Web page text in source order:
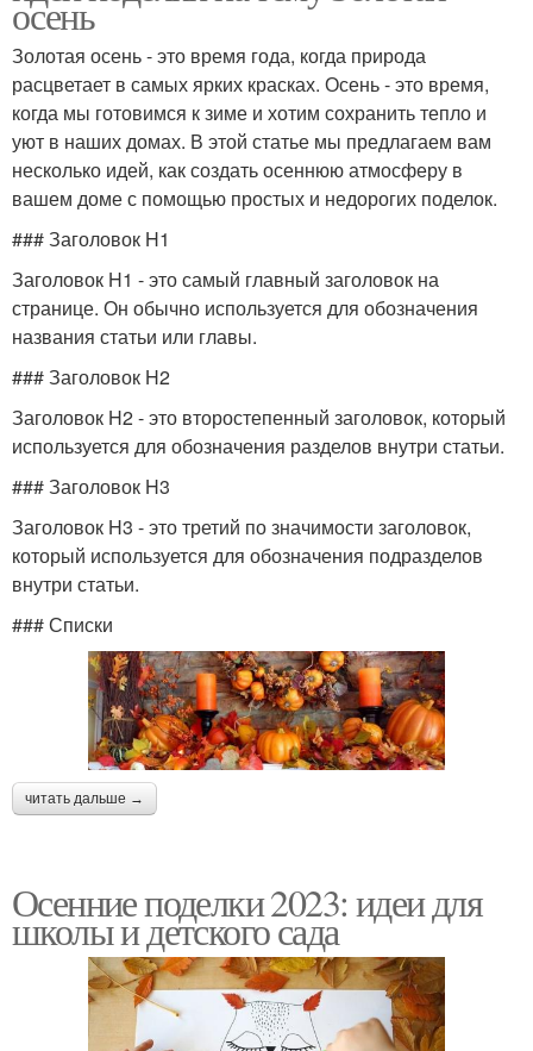
осень
Золотая осень - это время года, когда природа
расцветает в самых ярких красках. Осень - это время,
когда мы готовимся к зиме и хотим сохранить тепло и
уют в наших домах. В этой статье мы предлагаем вам
несколько идей, как создать осеннюю атмосферу в
вашем доме с помощью простых и недорогих поделок.
### Заголовок H1
Заголовок H1 - это самый главный заголовок на
странице. Он обычно используется для обозначения
названия статьи или главы.
### Заголовок H2
Заголовок H2 - это второстепенный заголовок, который
используется для обозначения разделов внутри статьи.
### Заголовок H3
Заголовок H3 - это третий по значимости заголовок,
который используется для обозначения подразделов
внутри статьи.
### Списки
читать дальше →
Осенние поделки 2023: идеи для
школы и детского сада